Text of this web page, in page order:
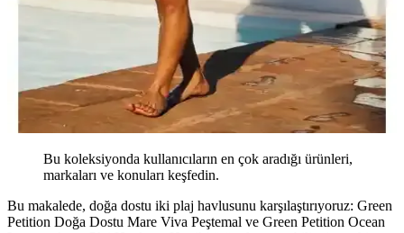
Bu koleksiyonda kullanıcıların en çok aradığı ürünleri,
markaları ve konuları keşfedin.
Bu makalede, doğa dostu iki plaj havlusunu karşılaştırıyoruz: Green
Petition Doğa Dostu Mare Viva Peştemal ve Green Petition Ocean